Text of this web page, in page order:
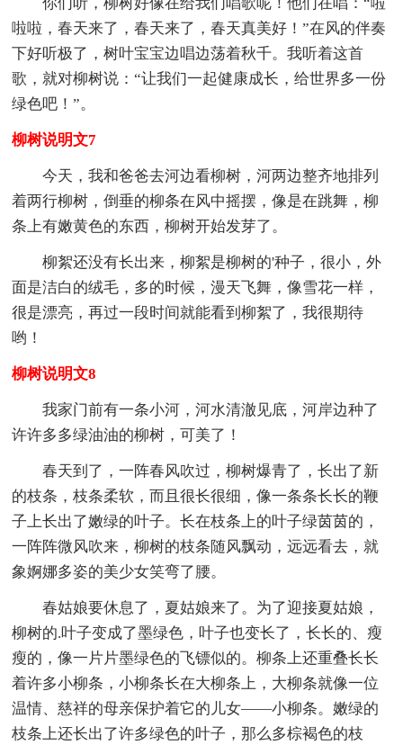
啦啦，春天来了，春天来了，春天真美好！”在风的伴奏
下好听极了，树叶宝宝边唱边荡着秋千。我听着这首
歌，就对柳树说：“让我们一起健康成长，给世界多一份
绿色吧！”。
柳树说明文7
今天，我和爸爸去河边看柳树，河两边整齐地排列
着两行柳树，倒垂的柳条在风中摇摆，像是在跳舞，柳
条上有嫩黄色的东西，柳树开始发芽了。
柳絮还没有长出来，柳絮是柳树的'种子，很小，外
面是洁白的绒毛，多的时候，漫天飞舞，像雪花一样，
很是漂亮，再过一段时间就能看到柳絮了，我很期待
哟！
柳树说明文8
我家门前有一条小河，河水清澈见底，河岸边种了
许许多多绿油油的柳树，可美了！
春天到了，一阵春风吹过，柳树爆青了，长出了新
的枝条，枝条柔软，而且很长很细，像一条条长长的鞭
子上长出了嫩绿的叶子。长在枝条上的叶子绿茵茵的，
一阵阵微风吹来，柳树的枝条随风飘动，远远看去，就
象婀娜多姿的美少女笑弯了腰。
春姑娘要休息了，夏姑娘来了。为了迎接夏姑娘，
柳树的.叶子变成了墨绿色，叶子也变长了，长长的、瘦
瘦的，像一片片墨绿色的飞镖似的。柳条上还重叠长长
着许多小柳条，小柳条长在大柳条上，大柳条就像一位
温情、慈祥的母亲保护着它的儿女――小柳条。嫩绿的
枝条上还长出了许多绿色的叶子，那么多棕褐色的枝